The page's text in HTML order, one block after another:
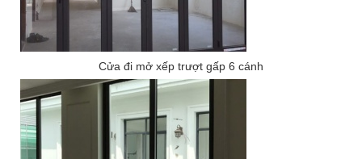
Cửa đi mở xếp trượt gấp 6 cánh